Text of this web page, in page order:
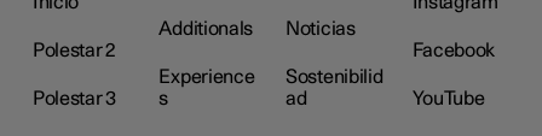
Polestar 2
Polestar 3
Additionals
Experience
s
Noticias
Sostenibilid
ad
Facebook
YouTube